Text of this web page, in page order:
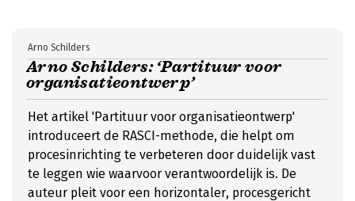
Arno Schilders: ‘Partituur voor
organisatieontwerp’
Arno Schilders
Het artikel 'Partituur voor organisatieontwerp'
introduceert de RASCI-methode, die helpt om
procesinrichting te verbeteren door duidelijk vast
te leggen wie waarvoor verantwoordelijk is. De
auteur pleit voor een horizontaler, procesgericht